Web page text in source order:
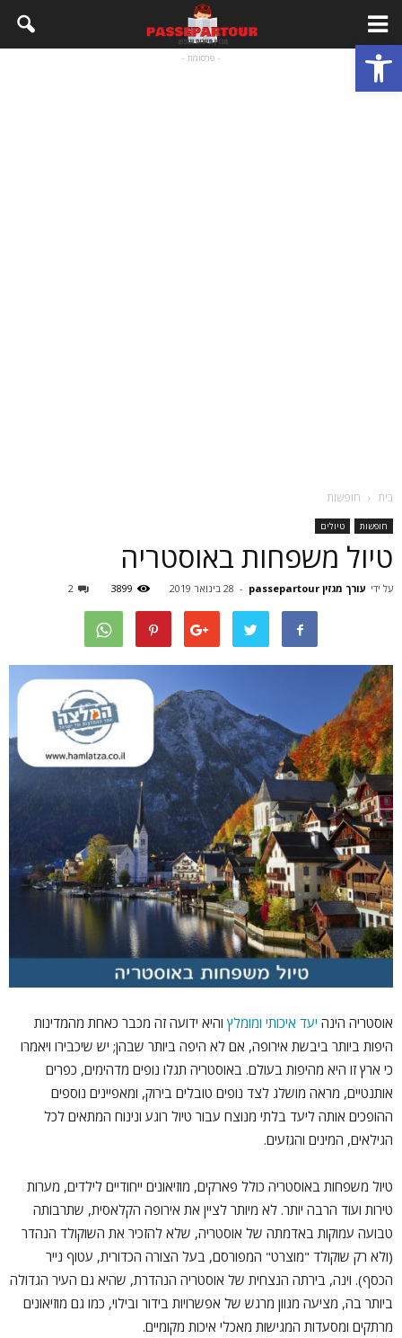
פתח סרגל נגישות - פרסומת -
בית חופשות
חופשות טיולים
טיול משפחות באוסטריה
על ידי עורך מגזין passepartour - 28 בינואר 2019 3899
2
אוסטריה הינה יעד איכותי ומומלץ והיא ידועה זה מכבר כאחת מהמדינות
היפות ביותר ביבשת אירופה, אם לא היפה ביותר שבהן; יש שיכבירו ויאמרו
כי ארץ זו היא מהיפות בעולם. באוסטריה תגלו נופים מדהימים, כפרים
אותנטיים, מראה מושלג לצד נופים טובלים בירוק, ומאפיינים נוספים
ההופכים אותה ליעד בלתי מנוצח עבור טיול רוגע ונינוח המתאים לכל
הגילאים, המינים והגזעים.
טיול משפחות באוסטריה כולל פארקים, מוזיאונים ייחודיים לילדים, מערות
טירות ועוד הרבה יותר. לא מיותר לציין את אירופה הקלאסית, שתרבותה
טבועה עמוקות באדמתה של אוסטריה, שלא להזכיר את השוקולד הנהדר
(ולא רק שוקולד "מוצרט" המפורסם, בעל הצורה הכדורית, עטוף נייר
הכסף). וינה, בירתה הנצחית של אוסטריה הנהדרת, שהיא גם העיר הגדולה
ביותר בה, מציעה מגוון מרגש של אפשרויות בידור ובילוי, כמו גם מוזיאונים
מרתקים ומסעדות המגישות מאכלי איכות מקומיים.